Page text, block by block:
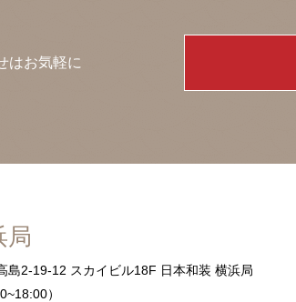
はお気軽に
局
島2-19-12 スカイビル18F 日本和装 横浜局
）